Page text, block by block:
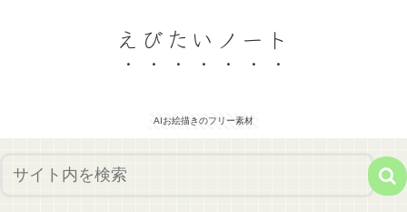
えびたいノート
AIお絵描きのフリー素材